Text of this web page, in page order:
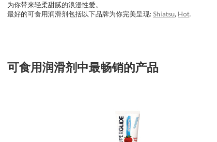
为你带来轻柔甜腻的浪漫性爱。
最好的可食用润滑剂包括以下品牌为你完美呈现: Shiatsu, Hot.
可食用润滑剂中最畅销的产品